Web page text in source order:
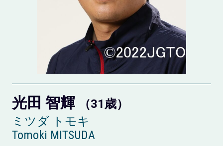
光田 智輝
（31歳）
ミツダ トモキ
Tomoki MITSUDA